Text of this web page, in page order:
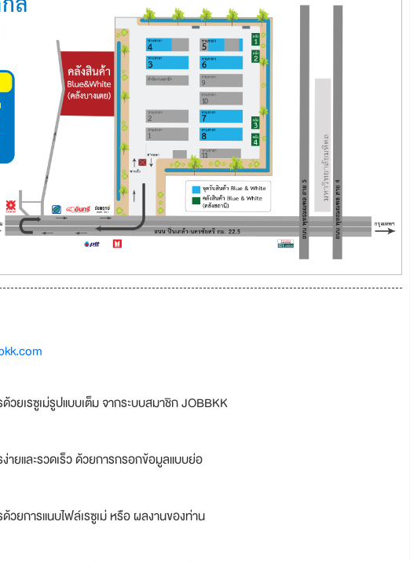
วยเรซูเม่รูปแบบเต็ม จากระบบสมาชิก JOBBKK
ายและรวดเร็ว ด้วยการกรอกข้อมูลแบบย่อ
วยการแนบไฟล์เรซูเม่ หรือ ผลงานของท่าน